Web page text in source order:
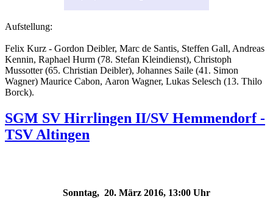
Aufstellung:
Felix Kurz - Gordon Deibler, Marc de Santis, Steffen Gall, Andreas
Kennin, Raphael Hurm (78. Stefan Kleindienst), Christoph
Mussotter (65. Christian Deibler), Johannes Saile (41. Simon
Wagner) Maurice Cabon, Aaron Wagner, Lukas Selesch (13. Thilo
Borck).
SGM SV Hirrlingen II/SV Hemmendorf -
TSV Altingen
Sonntag, 20. März 2016, 13:00 Uhr